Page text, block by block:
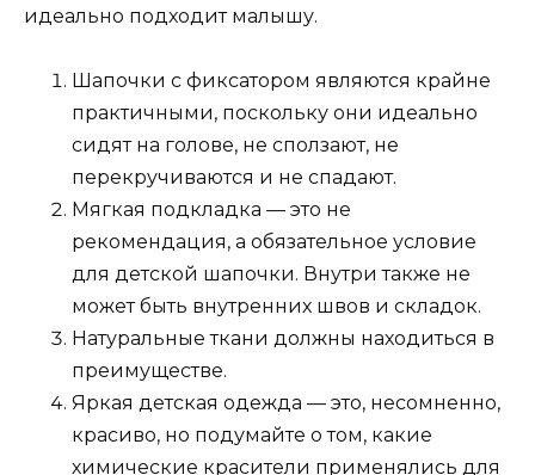
идеально подходит малышу.
Шапочки с фиксатором являются крайне
практичными, поскольку они идеально
сидят на голове, не сползают, не
перекручиваются и не спадают.
Мягкая подкладка — это не
рекомендация, а обязательное условие
для детской шапочки. Внутри также не
может быть внутренних швов и складок.
Натуральные ткани должны находиться в
преимуществе.
Яркая детская одежда — это, несомненно,
красиво, но подумайте о том, какие
химические красители применялись для